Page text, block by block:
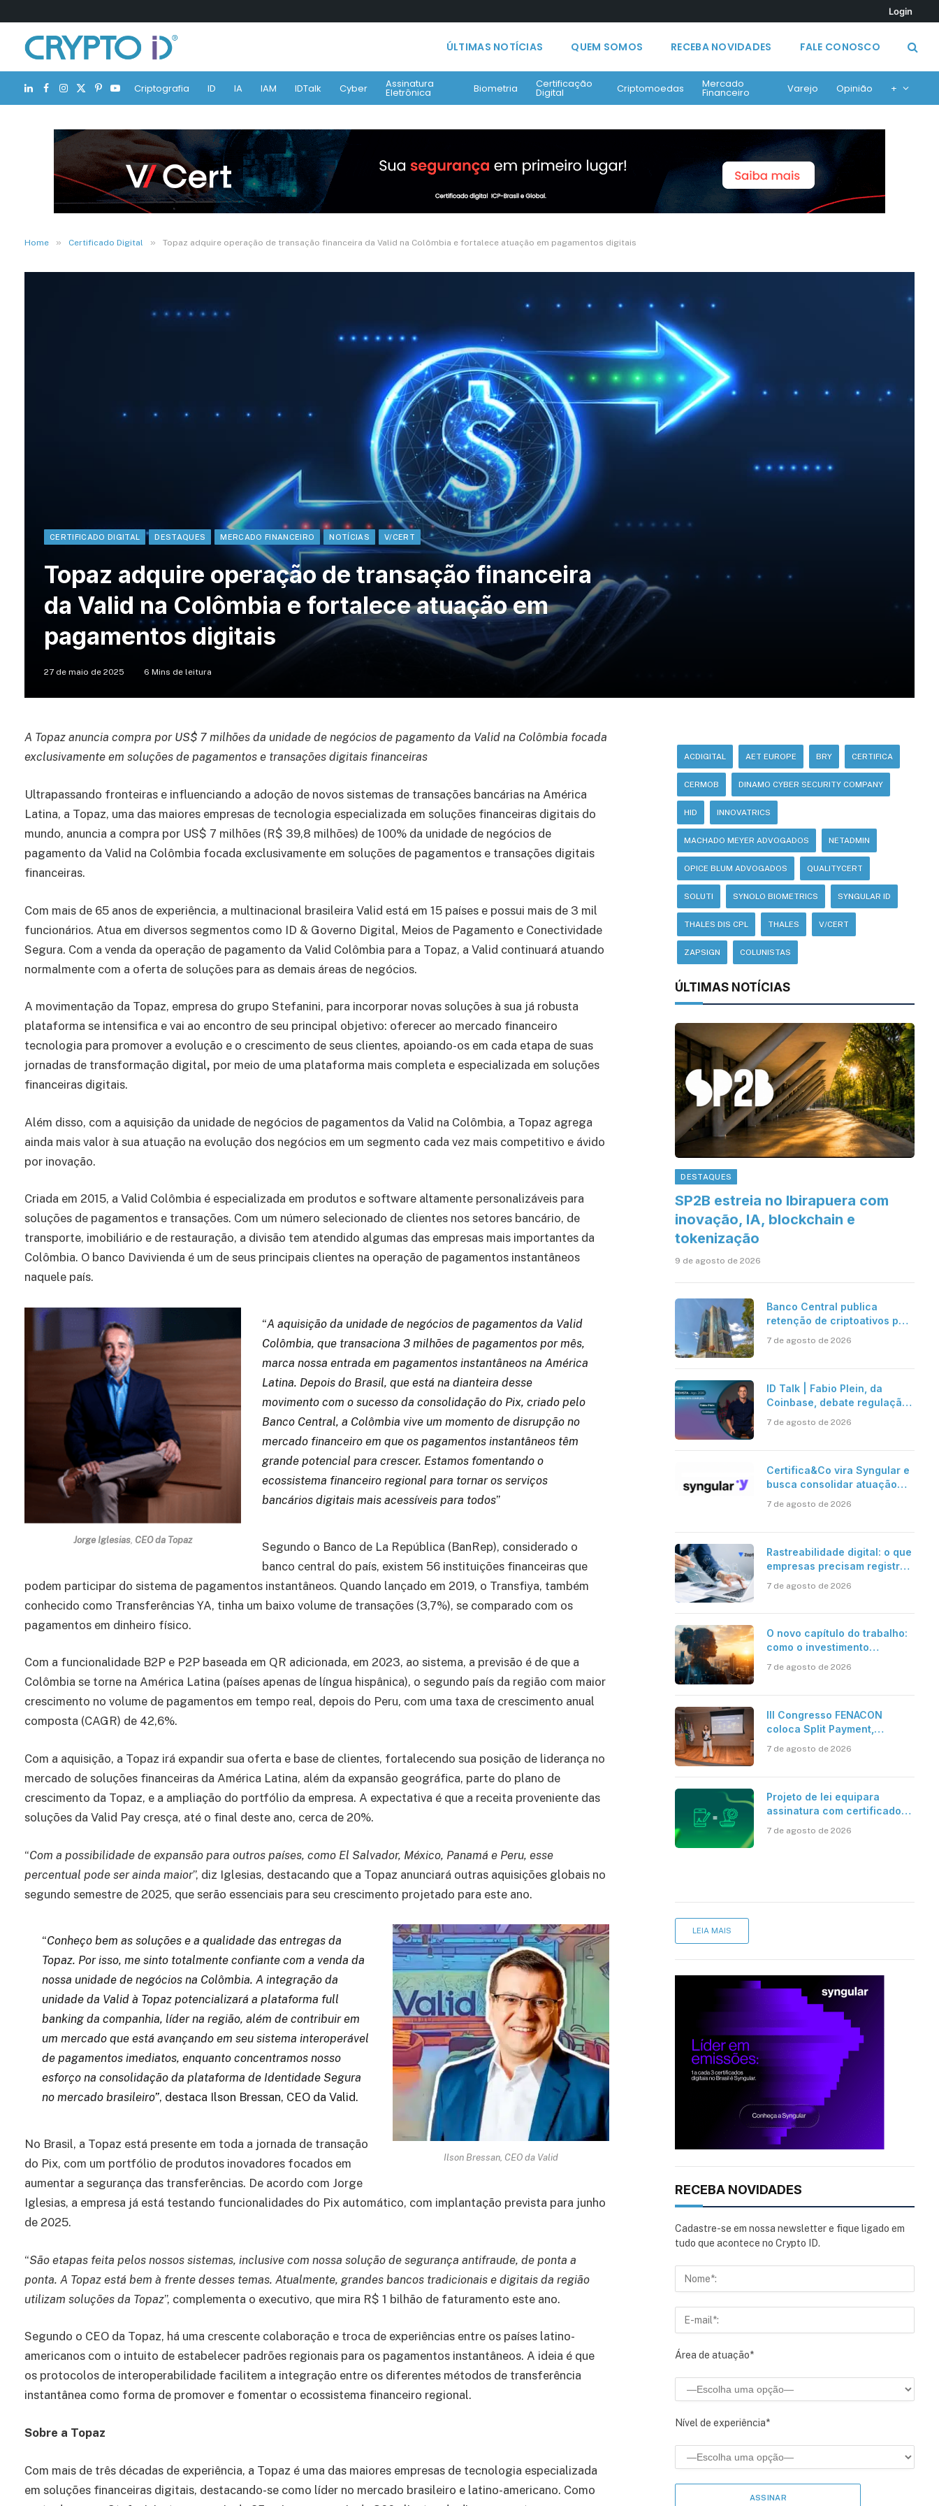
Login
ÚLTIMAS NOTÍCIAS QUEM SOMOS RECEBA NOVIDADES FALE CONOSCO
LinkedIn
Facebook
Instagram
X
(Twitter)
Pinterest
YouTubeCriptografia ID IA IAM IDTalk Cyber Assinatura
Eletrônica Biometria Certificação
Digital Criptomoedas Mercado
Financeiro Varejo Opinião +
Home » Certificado Digital » Topaz adquire operação de transação financeira da Valid na Colômbia e fortalece atuação em pagamentos digitais
CERTIFICADO DIGITAL DESTAQUES MERCADO FINANCEIRO NOTÍCIAS V/CERT
Topaz adquire operação de transação financeira
da Valid na Colômbia e fortalece atuação em
pagamentos digitais
27 de maio de 2025 6 Mins de leitura
A Topaz anuncia compra por US$ 7 milhões da unidade de negócios de pagamento da Valid na Colômbia focada
exclusivamente em soluções de pagamentos e transações digitais financeiras
Ultrapassando fronteiras e influenciando a adoção de novos sistemas de transações bancárias na América
Latina, a Topaz, uma das maiores empresas de tecnologia especializada em soluções financeiras digitais do
mundo, anuncia a compra por US$ 7 milhões (R$ 39,8 milhões) de 100% da unidade de negócios de
pagamento da Valid na Colômbia focada exclusivamente em soluções de pagamentos e transações digitais
financeiras.
Com mais de 65 anos de experiência, a multinacional brasileira Valid está em 15 países e possui mais de 3 mil
funcionários. Atua em diversos segmentos como ID & Governo Digital, Meios de Pagamento e Conectividade
Segura. Com a venda da operação de pagamento da Valid Colômbia para a Topaz, a Valid continuará atuando
normalmente com a oferta de soluções para as demais áreas de negócios.
A movimentação da Topaz, empresa do grupo Stefanini, para incorporar novas soluções à sua já robusta
plataforma se intensifica e vai ao encontro de seu principal objetivo: oferecer ao mercado financeiro
tecnologia para promover a evolução e o crescimento de seus clientes, apoiando-os em cada etapa de suas
jornadas de transformação digital, por meio de uma plataforma mais completa e especializada em soluções
financeiras digitais.
Além disso, com a aquisição da unidade de negócios de pagamentos da Valid na Colômbia, a Topaz agrega
ainda mais valor à sua atuação na evolução dos negócios em um segmento cada vez mais competitivo e ávido
por inovação.
Criada em 2015, a Valid Colômbia é especializada em produtos e software altamente personalizáveis ​​para
soluções de pagamentos e transações. Com um número selecionado de clientes nos setores bancário, de
transporte, imobiliário e de restauração, a divisão tem atendido algumas das empresas mais importantes da
Colômbia. O banco Davivienda é um de seus principais clientes na operação de pagamentos instantâneos
naquele país.
Jorge Iglesias, CEO da Topaz
“A aquisição da unidade de negócios de pagamentos da Valid
Colômbia, que transaciona 3 milhões de pagamentos por mês,
marca nossa entrada em pagamentos instantâneos na América
Latina. Depois do Brasil, que está na dianteira desse
movimento com o sucesso da consolidação do Pix, criado pelo
Banco Central, a Colômbia vive um momento de disrupção no
mercado financeiro em que os pagamentos instantâneos têm
grande potencial para crescer. Estamos fomentando o
ecossistema financeiro regional para tornar os serviços
bancários digitais mais acessíveis para todos”
Segundo o Banco de La República (BanRep), considerado o
banco central do país, existem 56 instituições financeiras que
podem participar do sistema de pagamentos instantâneos. Quando lançado em 2019, o Transfiya, também
conhecido como Transferências YA, tinha um baixo volume de transações (3,7%), se comparado com os
pagamentos em dinheiro físico.
Com a funcionalidade B2P e P2P baseada em QR adicionada, em 2023, ao sistema, a previsão é de que a
Colômbia se torne na América Latina (países apenas de língua hispânica), o segundo país da região com maior
crescimento no volume de pagamentos em tempo real, depois do Peru, com uma taxa de crescimento anual
composta (CAGR) de 42,6%.
Com a aquisição, a Topaz irá expandir sua oferta e base de clientes, fortalecendo sua posição de liderança no
mercado de soluções financeiras da América Latina, além da expansão geográfica, parte do plano de
crescimento da Topaz, e a ampliação do portfólio da empresa. A expectativa é que a receita proveniente das
soluções da Valid Pay cresça, até o final deste ano, cerca de 20%.
“Com a possibilidade de expansão para outros países, como El Salvador, México, Panamá e Peru, esse
percentual pode ser ainda maior”, diz Iglesias, destacando que a Topaz anunciará outras aquisições globais no
segundo semestre de 2025, que serão essenciais para seu crescimento projetado para este ano.
Ilson Bressan, CEO da Valid
“Conheço bem as soluções e a qualidade das entregas da
Topaz. Por isso, me sinto totalmente confiante com a venda da
nossa unidade de negócios na Colômbia. A integração da
unidade da Valid à Topaz potencializará a plataforma full
banking da companhia, líder na região, além de contribuir em
um mercado que está avançando em seu sistema interoperável
de pagamentos imediatos, enquanto concentramos nosso
esforço na consolidação da plataforma de Identidade Segura
no mercado brasileiro”, destaca Ilson Bressan, CEO da Valid.
No Brasil, a Topaz está presente em toda a jornada de transação
do Pix, com um portfólio de produtos inovadores focados em
aumentar a segurança das transferências. De acordo com Jorge
Iglesias, a empresa já está testando funcionalidades do Pix automático, com implantação prevista para junho
de 2025.
“São etapas feita pelos nossos sistemas, inclusive com nossa solução de segurança antifraude, de ponta a
ponta. A Topaz está bem à frente desses temas. Atualmente, grandes bancos tradicionais e digitais da região
utilizam soluções da Topaz”, complementa o executivo, que mira R$ 1 bilhão de faturamento este ano.
Segundo o CEO da Topaz, há uma crescente colaboração e troca de experiências entre os países latino-
americanos com o intuito de estabelecer padrões regionais para os pagamentos instantâneos. A ideia é que
os protocolos de interoperabilidade facilitem a integração entre os diferentes métodos de transferência
instantânea como forma de promover e fomentar o ecossistema financeiro regional.
Sobre a Topaz
Com mais de três décadas de experiência, a Topaz é uma das maiores empresas de tecnologia especializada
em soluções financeiras digitais, destacando-se como líder no mercado brasileiro e latino-americano. Como
ACDIGITAL AET EUROPE BRY CERTIFICA
CERMOB DINAMO CYBER SECURITY COMPANY
HID INNOVATRICS
MACHADO MEYER ADVOGADOS NETADMIN
OPICE BLUM ADVOGADOS QUALITYCERT
SOLUTI SYNOLO BIOMETRICS SYNGULAR ID
THALES DIS CPL THALES V/CERT
ZAPSIGN COLUNISTAS
ÚLTIMAS NOTÍCIAS
DESTAQUES
SP2B estreia no Ibirapuera com
inovação, IA, blockchain e
tokenização
9 de agosto de 2026
Banco Central publica
retenção de criptoativos por
vigor em 2027
7 de agosto de 2026
ID Talk | Fabio Plein, da
Coinbase, debate regulação,
7 de agosto de 2026
Certifica&Co vira Syngular e
busca consolidar atuação
7 de agosto de 2026
Rastreabilidade digital: o que
empresas precisam registrar
7 de agosto de 2026
O novo capítulo do trabalho:
como o investimento
científica revela a
7 de agosto de 2026
III Congresso FENACON
coloca Split Payment,
centro dos debates
7 de agosto de 2026
Projeto de lei equipara
assinatura com certificado
reconhecimento de firma em
7 de agosto de 2026
LEIA MAIS
RECEBA NOVIDADES
Cadastre-se em nossa newsletter e fique ligado em
tudo que acontece no Crypto ID.
Área de atuação*
Nível de experiência*